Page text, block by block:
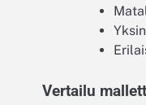
Vertailu